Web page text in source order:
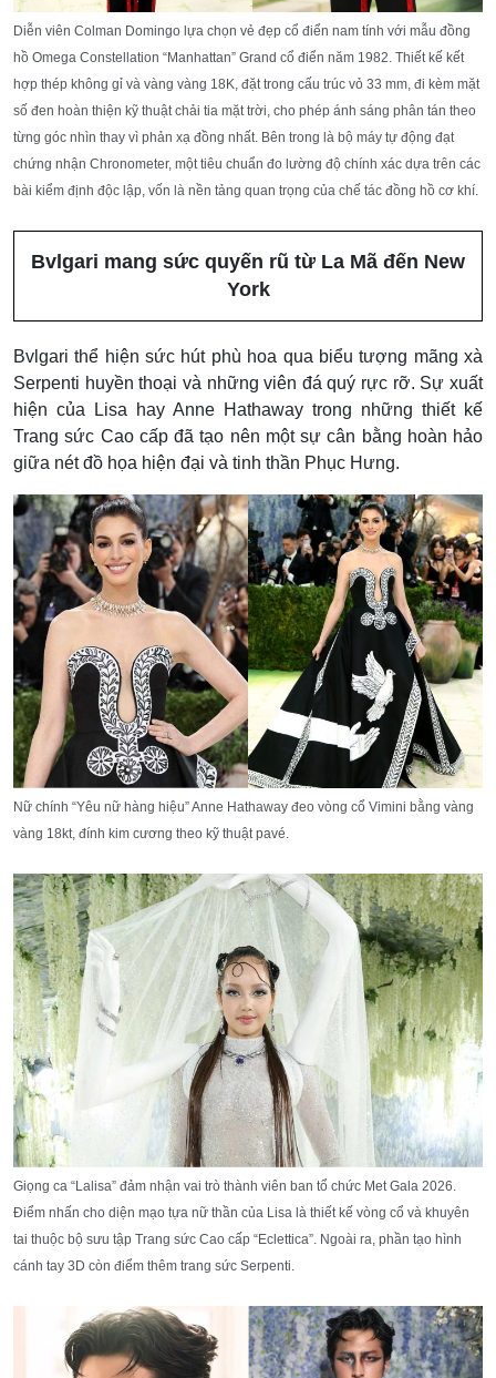
Diễn viên Colman Domingo lựa chọn vẻ đẹp cổ điển nam tính với mẫu đồng
hồ Omega Constellation “Manhattan” Grand cổ điển năm 1982. Thiết kế kết
hợp thép không gỉ và vàng vàng 18K, đặt trong cấu trúc vỏ 33 mm, đi kèm mặt
số đen hoàn thiện kỹ thuật chải tia mặt trời, cho phép ánh sáng phân tán theo
từng góc nhìn thay vì phản xạ đồng nhất. Bên trong là bộ máy tự động đạt
chứng nhận Chronometer, một tiêu chuẩn đo lường độ chính xác dựa trên các
bài kiểm định độc lập, vốn là nền tảng quan trọng của chế tác đồng hồ cơ khí.
Bvlgari mang sức quyến rũ từ La Mã đến New
York
Bvlgari thể hiện sức hút phù hoa qua biểu tượng mãng xà
Serpenti huyền thoại và những viên đá quý rực rỡ. Sự xuất
hiện của Lisa hay Anne Hathaway trong những thiết kế
Trang sức Cao cấp đã tạo nên một sự cân bằng hoàn hảo
giữa nét đồ họa hiện đại và tinh thần Phục Hưng.
Nữ chính “Yêu nữ hàng hiệu” Anne Hathaway đeo vòng cổ Vimini bằng vàng
vàng 18kt, đính kim cương theo kỹ thuật pavé.
Giọng ca “Lalisa” đảm nhận vai trò thành viên ban tổ chức Met Gala 2026.
Điểm nhấn cho diện mạo tựa nữ thần của Lisa là thiết kế vòng cổ và khuyên
tai thuộc bộ sưu tập Trang sức Cao cấp “Eclettica”. Ngoài ra, phần tạo hình
cánh tay 3D còn điểm thêm trang sức Serpenti.